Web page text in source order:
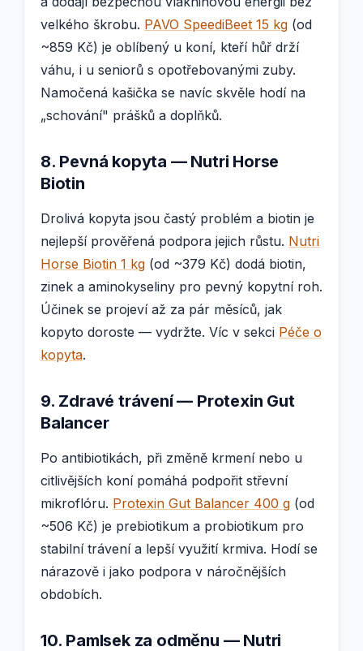
velkého škrobu. PAVO SpeediBeet 15 kg (od
~859 Kč) je oblíbený u koní, kteří hůř drží
váhu, i u seniorů s opotřebovanými zuby.
Namočená kašička se navíc skvěle hodí na
„schování" prášků a doplňků.
8. Pevná kopyta — Nutri Horse
Biotin
Drolivá kopyta jsou častý problém a biotin je
nejlepší prověřená podpora jejich růstu. Nutri
Horse Biotin 1 kg (od ~379 Kč) dodá biotin,
zinek a aminokyseliny pro pevný kopytní roh.
Účinek se projeví až za pár měsíců, jak
kopyto doroste — vydržte. Víc v sekci Péče o
kopyta.
9. Zdravé trávení — Protexin Gut
Balancer
Po antibiotikách, při změně krmení nebo u
citlivějších koní pomáhá podpořit střevní
mikroflóru. Protexin Gut Balancer 400 g (od
~506 Kč) je prebiotikum a probiotikum pro
stabilní trávení a lepší využití krmiva. Hodí se
nárazově i jako podpora v náročnějších
obdobích.
10. Pamlsek za odměnu — Nutri